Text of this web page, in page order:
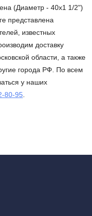
(Диаметр - 40х1 1/2")
представлена
известных
доставку
области, а также
города РФ. По всем
у наших
80-95